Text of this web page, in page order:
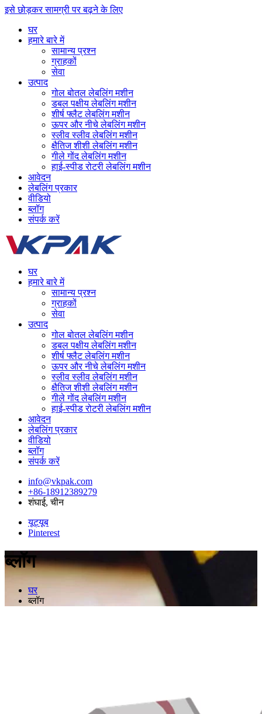
इसे छोड़कर सामग्री पर बढ़ने के लिए
घर
हमारे बारे में
सामान्य प्रश्न
ग्राहकों
सेवा
उत्पाद
गोल बोतल लेबलिंग मशीन
डबल पक्षीय लेबलिंग मशीन
शीर्ष फ्लैट लेबलिंग मशीन
ऊपर और नीचे लेबलिंग मशीन
स्लीव स्लीव लेबलिंग मशीन
क्षैतिज शीशी लेबलिंग मशीन
गीले गोंद लेबलिंग मशीन
हाई-स्पीड रोटरी लेबलिंग मशीन
आवेदन
लेबलिंग प्रकार
वीडियो
ब्लॉग
संपर्क करें
घर
हमारे बारे में
सामान्य प्रश्न
ग्राहकों
सेवा
उत्पाद
गोल बोतल लेबलिंग मशीन
डबल पक्षीय लेबलिंग मशीन
शीर्ष फ्लैट लेबलिंग मशीन
ऊपर और नीचे लेबलिंग मशीन
स्लीव स्लीव लेबलिंग मशीन
क्षैतिज शीशी लेबलिंग मशीन
गीले गोंद लेबलिंग मशीन
हाई-स्पीड रोटरी लेबलिंग मशीन
आवेदन
लेबलिंग प्रकार
वीडियो
ब्लॉग
संपर्क करें
info@vkpak.com
+86-18912389279
शंघाई, चीन
यूट्यूब
Pinterest
ब्लॉग
घर
ब्लॉग